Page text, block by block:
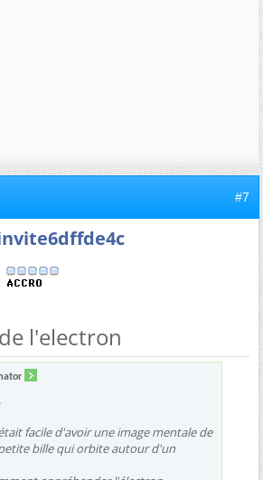
#7
l'electron
facile d'avoir une image mentale de
bille qui orbite autour d'un